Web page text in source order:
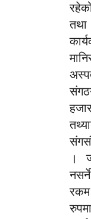
तथा
।
रकम